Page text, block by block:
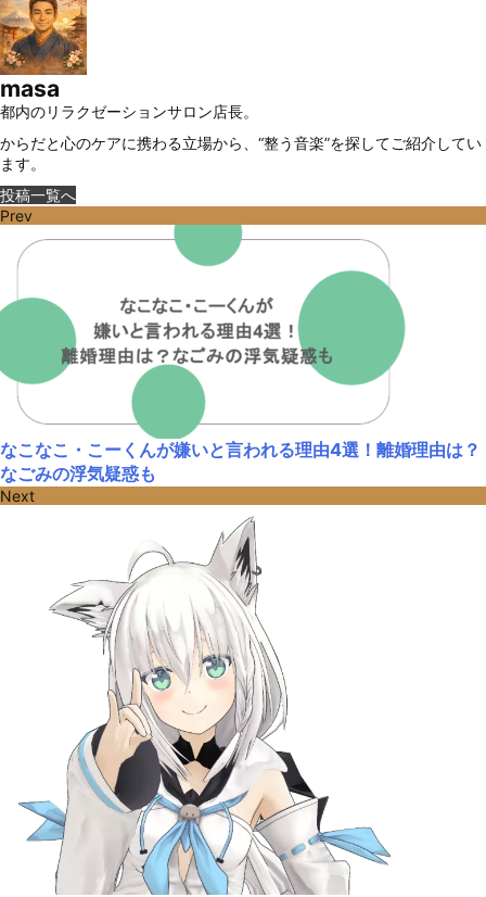
masa
都内のリラクゼーションサロン店長。
からだと心のケアに携わる立場から、“整う音楽”を探してご紹介してい
ます。
投稿一覧へ
Prev
なこなこ・こーくんが嫌いと言われる理由4選！離婚理由は？
なごみの浮気疑惑も
Next